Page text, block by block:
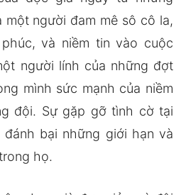
một người đam mê sô cô la,
và niềm tin vào cuộc
người lính của những đợt
mình sức mạnh của niềm
đội. Sự gặp gỡ tình cờ tại
bại những giới hạn và
họ.